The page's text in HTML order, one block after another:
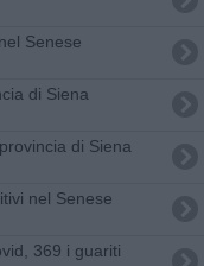
Senese
di Siena
di Siena
nel Senese
369 i guariti